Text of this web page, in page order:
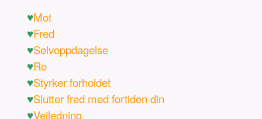
♥Mot
♥Fred
♥Selvoppdagelse
♥Ro
♥Styrker forholdet
♥Slutter fred med fortiden din
♥Veiledning